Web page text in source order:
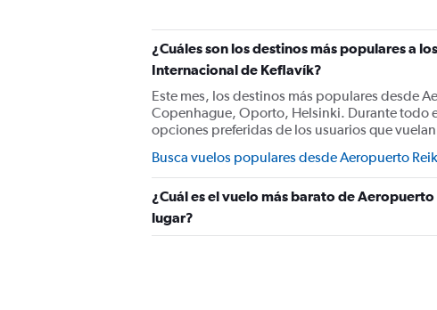
¿Cuáles son los destinos más populares a
Internacional de Keflavík?
Este mes, los destinos más populares desde
Copenhague, Oporto, Helsinki. Durante todo
opciones preferidas de los usuarios que
Busca vuelos populares desde Aeropuerto
¿Cuál es el vuelo más barato de
lugar?